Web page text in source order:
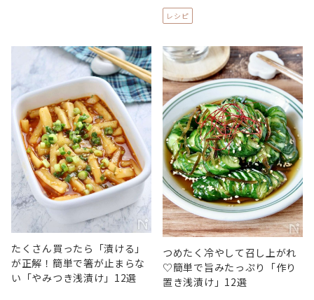
レシピ
たくさん買ったら「漬ける」
が正解！簡単で箸が止まらな
い「やみつき浅漬け」12選
つめたく冷やして召し上がれ
♡簡単で旨みたっぷり「作り
置き浅漬け」12選